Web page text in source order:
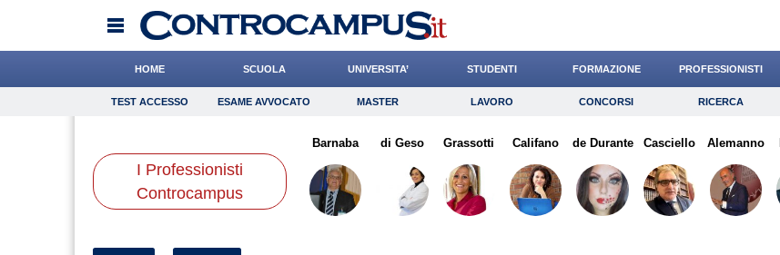
HOME SCUOLA UNIVERSITA’ STUDENTI FORMAZIONE PROFESSIONISTI
TEST ACCESSO Esame Avvocato Master Lavoro Concorsi Ricerca
Consigli Risparmio Diritto Economia
Scienze
TEST ACCESSO ESAME AVVOCATO MASTER LAVORO CONCORSI RICERCA
I Professionisti
Controcampus
Barnaba di Geso Grassotti Califano de Durante Casciello Alemanno